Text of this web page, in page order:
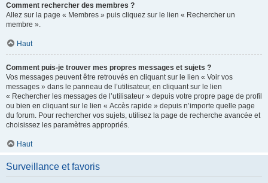
Comment rechercher des membres ?
Allez sur la page « Membres » puis cliquez sur le lien « Rechercher un
membre ».
Haut
Comment puis-je trouver mes propres messages et sujets ?
Vos messages peuvent être retrouvés en cliquant sur le lien « Voir vos
messages » dans le panneau de l’utilisateur, en cliquant sur le lien
« Rechercher les messages de l’utilisateur » depuis votre propre page de profil
ou bien en cliquant sur le lien « Accès rapide » depuis n’importe quelle page
du forum. Pour rechercher vos sujets, utilisez la page de recherche avancée et
choisissez les paramètres appropriés.
Haut
Surveillance et favoris